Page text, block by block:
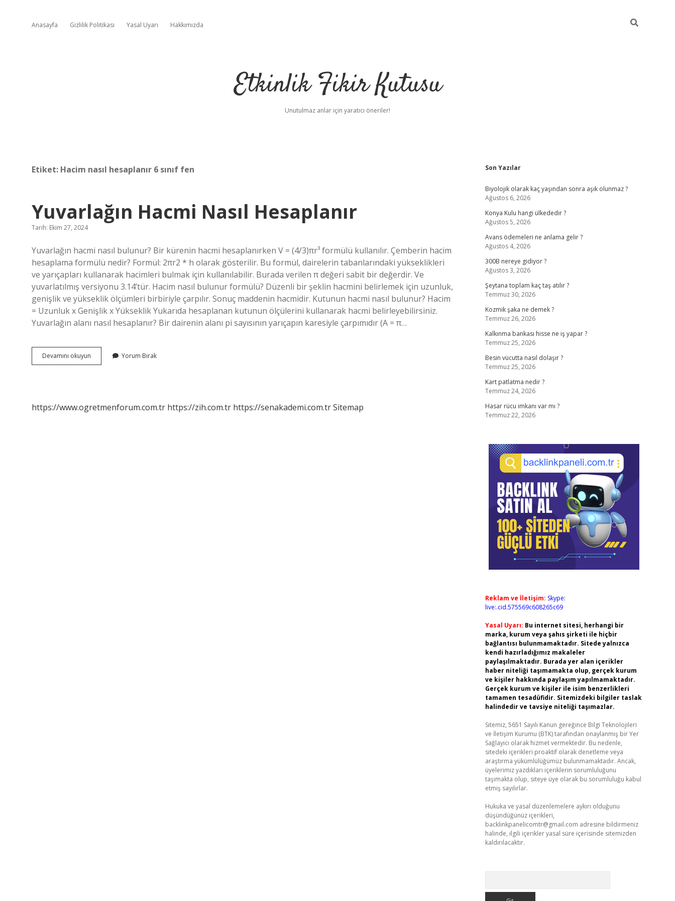
Anasayfa Gizlilik Politikası Yasal Uyarı Hakkımızda
Etkinlik Fikir Kutusu
Unutulmaz anlar için yaratıcı öneriler!
Etiket: Hacim nasıl hesaplanır 6 sınıf fen
Yuvarlağın Hacmi Nasıl Hesaplanır
Tarih: Ekim 27, 2024
Yuvarlağın hacmi nasıl bulunur? Bir kürenin hacmi hesaplanırken V = (4/3)πr³ formülü kullanılır. Çemberin hacim
hesaplama formülü nedir? Formül: 2πr2 * h olarak gösterilir. Bu formül, dairelerin tabanlarındaki yükseklikleri
ve yarıçapları kullanarak hacimleri bulmak için kullanılabilir. Burada verilen π değeri sabit bir değerdir. Ve
yuvarlatılmış versiyonu 3.14’tür. Hacim nasıl bulunur formülü? Düzenli bir şeklin hacmini belirlemek için uzunluk,
genişlik ve yükseklik ölçümleri birbiriyle çarpılır. Sonuç maddenin hacmidir. Kutunun hacmi nasıl bulunur? Hacim
= Uzunluk x Genişlik x Yükseklik Yukarıda hesaplanan kutunun ölçülerini kullanarak hacmi belirleyebilirsiniz.
Yuvarlağın alanı nasıl hesaplanır? Bir dairenin alanı pi sayısının yarıçapın karesiyle çarpımıdır (A = π…
Devamını okuyun Yuvarlağın
Hacmi
Yorum Bırak
https://www.ogretmenforum.com.tr https://zih.com.tr https://senakademi.com.trSitemap
Sidebar
Son Yazılar
Biyolojik olarak kaç yaşından sonra aşık olunmaz ?
Ağustos 6, 2026
Konya Kulu hangi ülkededir ?
Ağustos 5, 2026
Avans ödemeleri ne anlama gelir ?
Ağustos 4, 2026
300B nereye gidiyor ?
Ağustos 3, 2026
Şeytana toplam kaç taş atılır ?
Temmuz 30, 2026
Kozmik şaka ne demek ?
Temmuz 26, 2026
Kalkınma bankası hisse ne iş yapar ?
Temmuz 25, 2026
Besin vücutta nasıl dolaşır ?
Temmuz 25, 2026
Kart patlatma nedir ?
Temmuz 24, 2026
Hasar rücu imkanı var mı ?
Temmuz 22, 2026
Reklam ve İletişim: Skype:
live:.cid.575569c608265c69
Yasal Uyarı: Bu internet sitesi, herhangi bir
marka, kurum veya şahıs şirketi ile hiçbir
bağlantısı bulunmamaktadır. Sitede yalnızca
kendi hazırladığımız makaleler
paylaşılmaktadır. Burada yer alan içerikler
haber niteliği taşımamakta olup, gerçek kurum
ve kişiler hakkında paylaşım yapılmamaktadır.
Gerçek kurum ve kişiler ile isim benzerlikleri
tamamen tesadüfidir. Sitemizdeki bilgiler taslak
halindedir ve tavsiye niteliği taşımazlar.
Sitemiz, 5651 Sayılı Kanun gereğince Bilgi Teknolojileri
ve İletişim Kurumu (BTK) tarafından onaylanmış bir Yer
Sağlayıcı olarak hizmet vermektedir. Bu nedenle,
sitedeki içerikleri proaktif olarak denetleme veya
araştırma yükümlülüğümüz bulunmamaktadır. Ancak,
üyelerimiz yazdıkları içeriklerin sorumluluğunu
taşımakta olup, siteye üye olarak bu sorumluluğu kabul
etmiş sayılırlar.
Hukuka ve yasal düzenlemelere aykırı olduğunu
düşündüğünüz içerikleri,
backlinkpanelicomtr@gmail.com adresine bildirmeniz
halinde, ilgili içerikler yasal süre içerisinde sitemizden
kaldırılacaktır.